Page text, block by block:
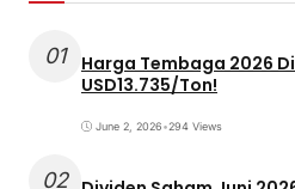
01
Harga Tembaga 2026
USD13.735/Ton!
June 2, 2026•294 Views
02